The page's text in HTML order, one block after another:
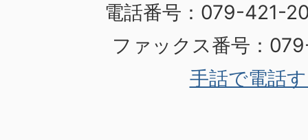
電話番号：079-421-
ファックス番号：
手話で電話